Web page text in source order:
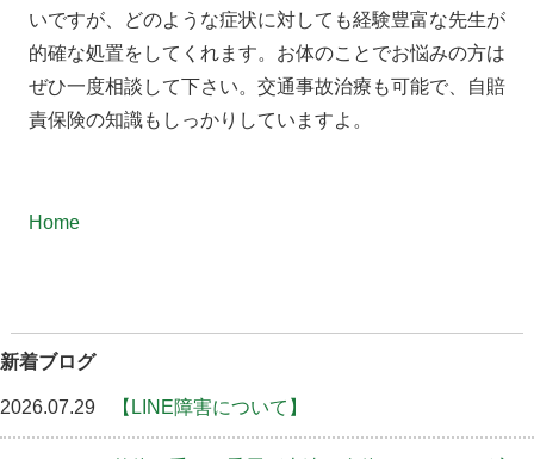
いですが、どのような症状に対しても経験豊富な先生が
的確な処置をしてくれます。お体のことでお悩みの方は
ぜひ一度相談して下さい。交通事故治療も可能で、自賠
責保険の知識もしっかりしていますよ。
Home
新着ブログ
2026.07.29 【LINE障害について】